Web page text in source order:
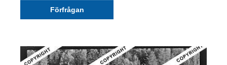
Förfrågan